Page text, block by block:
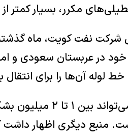
مکرر، بسیار کمتر
شرکت نفت کویت، ماه
خود در عربستان سعودی و
لوله آن‌ها را برای
دو منبع گفتند این
منبع دیگری اظهار داشت